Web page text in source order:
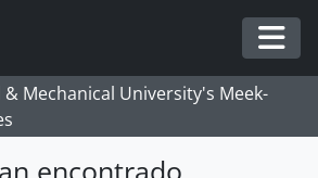
Mechanical University's Meek-
encontrado